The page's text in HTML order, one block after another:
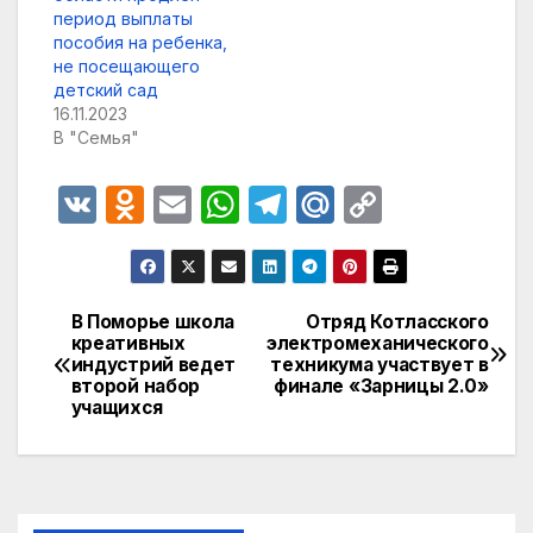
период выплаты
пособия на ребенка,
не посещающего
детский сад
16.11.2023
В "Семья"
V
O
d
n
o
kl
a
E
m
ail
W
h
at
T
el
e
gr
a
m
M
ail
.R
u
o
p
y
Li
n
Навигация
по
записям
Отряд Котласского
электромеханического
техникума участвует в
финале «Зарницы 2.0»
В Поморье школа
креативных
индустрий ведет
второй набор
учащихся